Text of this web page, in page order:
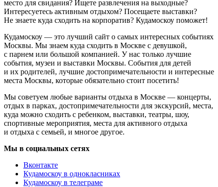
место для свидания? Ищете развлечения на выходные?
Интересуетесь активным отдыхом? Посещаете выставки?
Не знаете куда сходить на корпоратив? Кудамоскоу поможет!
Кудамоскоу — это лучший сайт о самых интересных событиях
Москвы. Мы знаем куда сходить в Москве с девушкой,
с парнем или большой компанией. У нас только лучшие
события, музеи и выставки Москвы. События для детей
и их родителей, лучшие достопримечательности и интересные
места Москвы, которые обязательно стоит посетить!
Мы советуем любые варианты отдыха в Москве — концерты,
отдых в парках, достопримечательности для экскурсий, места,
куда можно сходить с ребенком, выставки, театры, шоу,
спортивные мероприятия, места для активного отдыха
и отдыха с семьей, и многое другое.
Мы в социальных сетях
Вконтакте
Кудамоскоу в однокласниках
Кудамоскоу в телеграме